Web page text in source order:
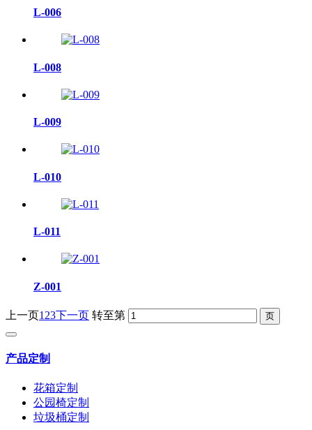
L-006
L-008
L-009
L-010
L-011
Z-001
上一页1 23下一页 转至第
产品定制
花箱定制
公园椅定制
垃圾桶定制